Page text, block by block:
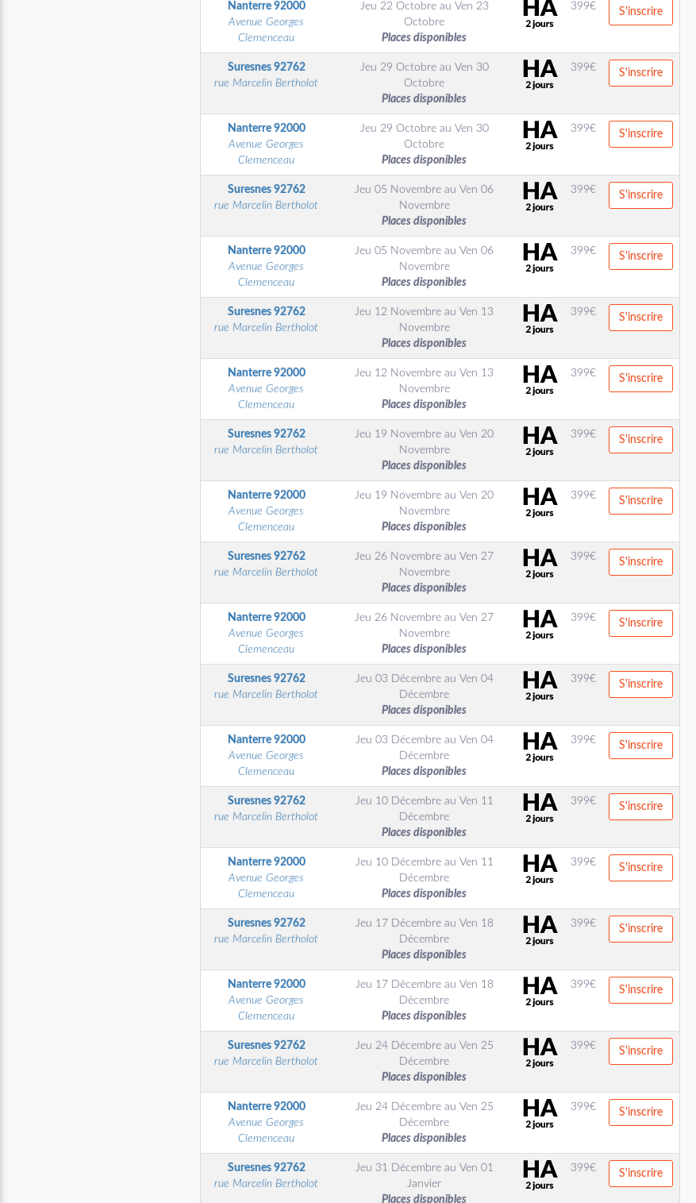
Nanterre 92000
Avenue Georges
Clemenceau
Jeu 22 Octobreau Ven 23
Octobre
Places disponibles
399€ S'inscrire
Suresnes 92762
rue Marcelin Bertholot
Jeu 29 Octobreau Ven 30
Octobre
Places disponibles
399€ S'inscrire
Nanterre 92000
Avenue Georges
Clemenceau
Jeu 29 Octobreau Ven 30
Octobre
Places disponibles
399€ S'inscrire
Suresnes 92762
rue Marcelin Bertholot
Jeu 05 Novembre auVen 06
Novembre
Places disponibles
399€ S'inscrire
Nanterre 92000
Avenue Georges
Clemenceau
Jeu 05 Novembre auVen 06
Novembre
Places disponibles
399€ S'inscrire
Suresnes 92762
rue Marcelin Bertholot
Jeu 12 Novembre auVen 13
Novembre
Places disponibles
399€ S'inscrire
Nanterre 92000
Avenue Georges
Clemenceau
Jeu 12 Novembre auVen 13
Novembre
Places disponibles
399€ S'inscrire
Suresnes 92762
rue Marcelin Bertholot
Jeu 19 Novembre auVen 20
Novembre
Places disponibles
399€ S'inscrire
Nanterre 92000
Avenue Georges
Clemenceau
Jeu 19 Novembre auVen 20
Novembre
Places disponibles
399€ S'inscrire
Suresnes 92762
rue Marcelin Bertholot
Jeu 26 Novembre auVen 27
Novembre
Places disponibles
399€ S'inscrire
Nanterre 92000
Avenue Georges
Clemenceau
Jeu 26 Novembre auVen 27
Novembre
Places disponibles
399€ S'inscrire
Suresnes 92762
rue Marcelin Bertholot
Jeu 03 Décembreau Ven 04
Décembre
Places disponibles
399€ S'inscrire
Nanterre 92000
Avenue Georges
Clemenceau
Jeu 03 Décembreau Ven 04
Décembre
Places disponibles
399€ S'inscrire
Suresnes 92762
rue Marcelin Bertholot
Jeu 10 Décembreau Ven 11
Décembre
Places disponibles
399€ S'inscrire
Nanterre 92000
Avenue Georges
Clemenceau
Jeu 10 Décembreau Ven 11
Décembre
Places disponibles
399€ S'inscrire
Suresnes 92762
rue Marcelin Bertholot
Jeu 17 Décembreau Ven 18
Décembre
Places disponibles
399€ S'inscrire
Nanterre 92000
Avenue Georges
Clemenceau
Jeu 17 Décembreau Ven 18
Décembre
Places disponibles
399€ S'inscrire
Suresnes 92762
rue Marcelin Bertholot
Jeu 24 Décembreau Ven 25
Décembre
Places disponibles
399€ S'inscrire
Nanterre 92000
Avenue Georges
Clemenceau
Jeu 24 Décembreau Ven 25
Décembre
Places disponibles
399€ S'inscrire
Suresnes 92762
rue Marcelin Bertholot
Jeu 31 Décembreau Ven 01
Janvier
Places disponibles
399€ S'inscrire